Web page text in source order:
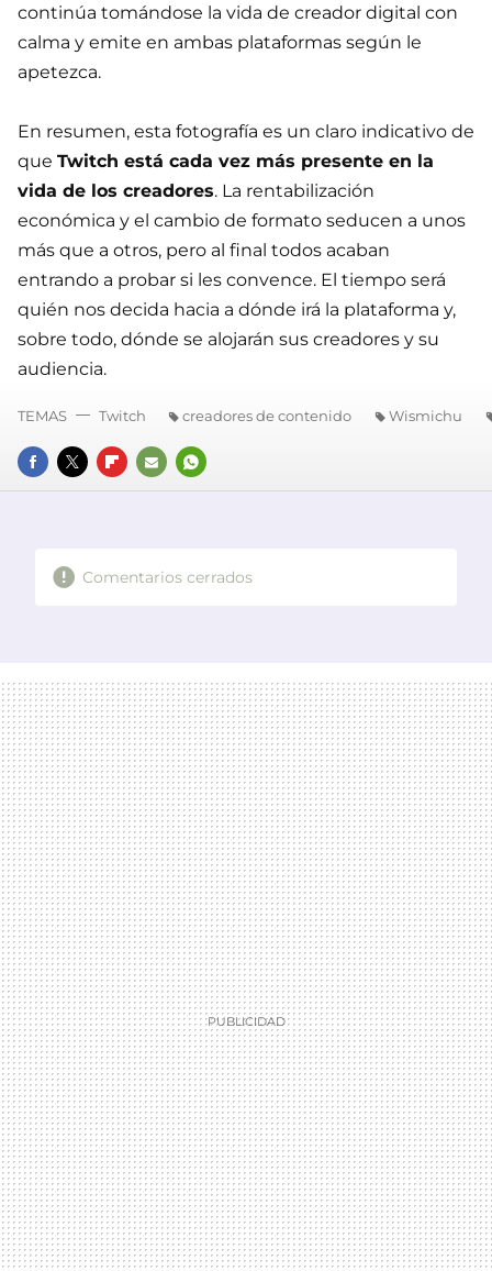
continúa tomándose la vida de creador digital con
calma y emite en ambas plataformas según le
apetezca.
En resumen, esta fotografía es un claro indicativo de
que Twitch está cada vez más presente en la
vida de los creadores. La rentabilización
económica y el cambio de formato seducen a unos
más que a otros, pero al final todos acaban
entrando a probar si les convence. El tiempo será
quién nos decida hacia a dónde irá la plataforma y,
sobre todo, dónde se alojarán sus creadores y su
audiencia.
FACEBOOK
TWITTERFLIPBOARD
E-
WHATSAPP
TEMAS Twitch creadores de contenido Wismichu
Comentarios cerrados